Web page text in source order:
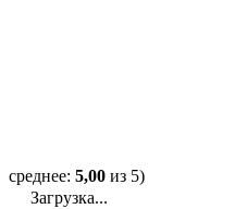
среднее: 5,00 из 5)
Загрузка...